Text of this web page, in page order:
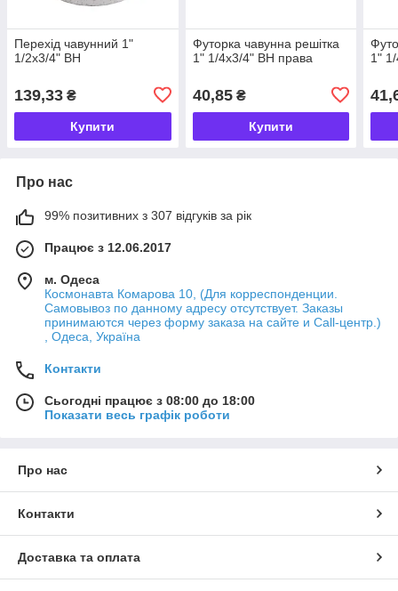
Перехід чавунний 1"
1/2х3/4" ВН
139,33 ₴
Купити
Футорка чавунна решітка
1" 1/4х3/4" ВН права
40,85₴
Купити
1"
Про нас
99% позитивних з 307 відгуків за рік
Працює з 12.06.2017
м. Одеса
Космонавта Комарова 10, (Для корреспонденции.
Самовывоз по данному адресу отсутствует. Заказы
принимаются через форму заказа на сайте и Call-центр.)
, Одеса, Україна
Контакти
Сьогодні працює з 08:00 до 18:00
Показати весь графік роботи
Про нас
Контакти
Доставка та оплата